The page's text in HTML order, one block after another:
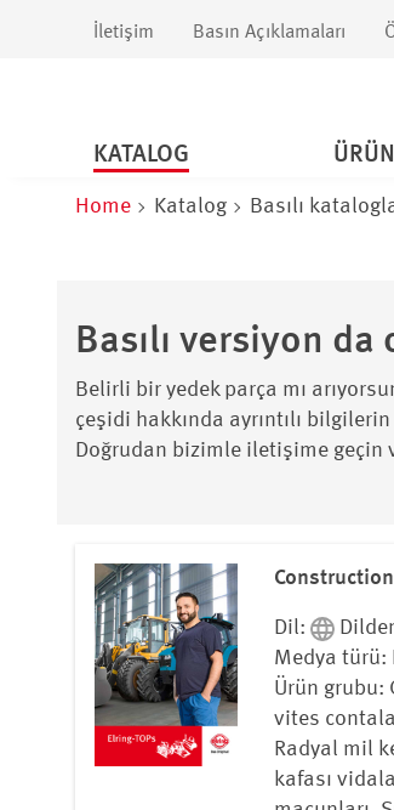
İletişim Basın Açıklamaları
KATALOG
Home Katalog Basılı
Basılı versiyon
Belirli bir yedek parça mı
çeşidi hakkında ayrıntılı
Doğrudan bizimle iletişime
Dil:
Medya türü:
Ürün grubu:
vites
Radyal mil
kafası